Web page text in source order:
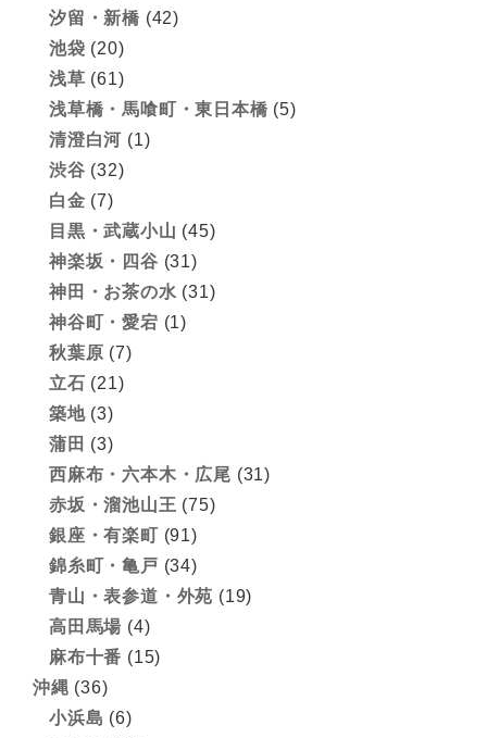
汐留・新橋 (42)
池袋 (20)
浅草 (61)
浅草橋・馬喰町・東日本橋 (5)
清澄白河 (1)
渋谷 (32)
白金 (7)
目黒・武蔵小山 (45)
神楽坂・四谷 (31)
神田・お茶の水 (31)
神谷町・愛宕 (1)
秋葉原 (7)
立石 (21)
築地(3)
蒲田 (3)
西麻布・六本木・広尾 (31)
赤坂・溜池山王 (75)
銀座・有楽町 (91)
錦糸町・亀戸 (34)
青山・表参道・外苑 (19)
高田馬場 (4)
麻布十番 (15)
沖縄 (36)
小浜島 (6)